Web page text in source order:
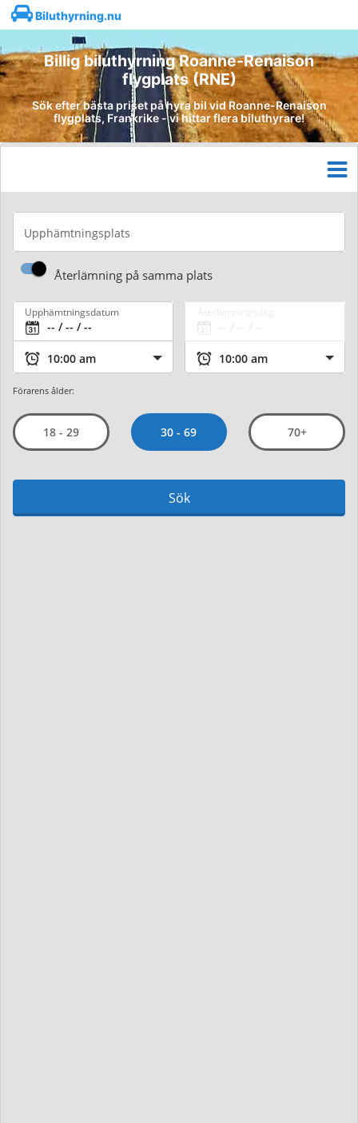
Biluthyrning.nu
Billig biluthyrning Roanne-Renaison
flygplats (RNE)
Sök efter bästa priset på hyra bil vid Roanne-Renaison
flygplats, Frankrike - vi hittar flera biluthyrare!
Upphämtningsplats
Återlämning på samma plats
Upphämtningsdatum
Förarens ålder:
18 - 29 30 - 69 70+
Sök